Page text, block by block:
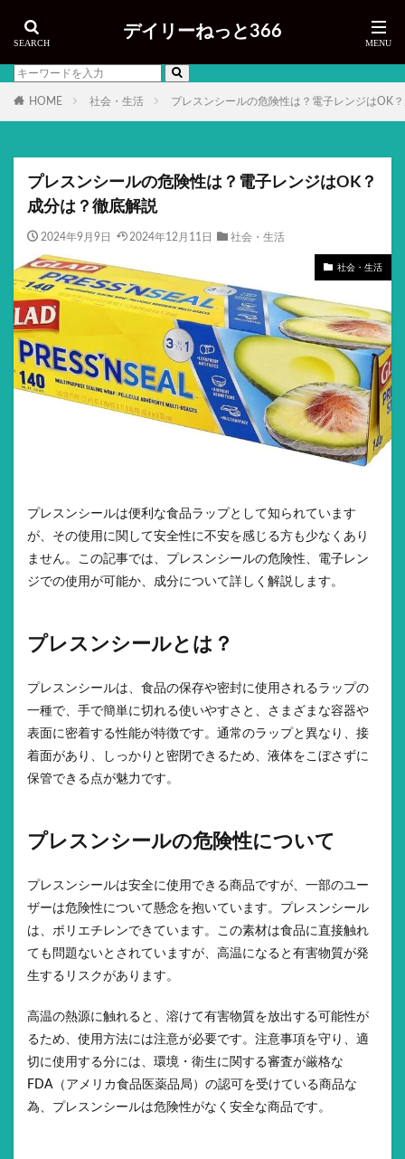
デイリーねっと366
HOME 社会・生活 プレスンシールの危険性は？電子レンジはOK
プレスンシールの危険性は？電子レンジはOK？
成分は？徹底解説
2024年9月9日 2024年12月11日 社会・生活
社会・生活
プレスンシールは便利な食品ラップとして知られています
が、その使用に関して安全性に不安を感じる方も少なくあり
ません。この記事では、プレスンシールの危険性、電子レン
ジでの使用が可能か、成分について詳しく解説します。
プレスンシールとは？
プレスンシールは、食品の保存や密封に使用されるラップの
一種で、手で簡単に切れる使いやすさと、さまざまな容器や
表面に密着する性能が特徴です。通常のラップと異なり、接
着面があり、しっかりと密閉できるため、液体をこぼさずに
保管できる点が魅力です。
プレスンシールの危険性について
プレスンシールは安全に使用できる商品ですが、一部のユー
ザーは危険性について懸念を抱いています。プレスンシール
は、ポリエチレンできています。この素材は食品に直接触れ
ても問題ないとされていますが、高温になると有害物質が発
生するリスクがあります。
高温の熱源に触れると、溶けて有害物質を放出する可能性が
るため、使用方法には注意が必要です。注意事項を守り、適
切に使用する分には、環境・衛生に関する審査が厳格な
FDA（アメリカ食品医薬品局）の認可を受けている商品な
為、プレスンシールは危険性がなく安全な商品です。